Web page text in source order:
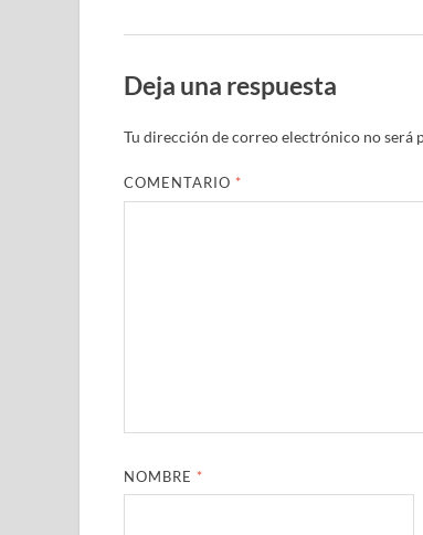
Deja una respuesta
Tu dirección de correo electrónico no será
COMENTARIO *
NOMBRE *